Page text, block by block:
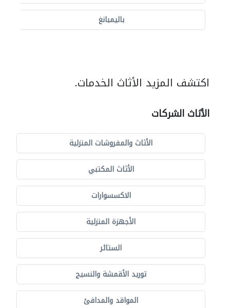
باليمبانغ
اكتشف المزيد الأثاث الخدمات.
الأثاث الشركات
الأثاث والمفروشات المنزلية
الأثاث المكتبي
الاكسسوارات
الأجهزة المنزلية
الستائر
توريد الأقمشة والنسيج
المواقد والمدافئ